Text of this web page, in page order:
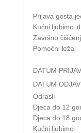
Prijava gosta
Kućni ljubimci
Završno
Pomoćni ležaj
DATUM
DATUM
Odrasli
Djeca do 12
Djeca do 18
Kućni ljubimci